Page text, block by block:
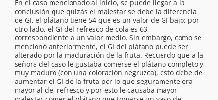
En el caso mencionado al inicio, se puede llegar a la
conclusión que quizás el malestar se debe la diferencia
de GI, el plátano tiene 54 que es un valor de GI bajo; por
otro lado, el GI del refresco de cola es 63,
correspondiente a un valor medio. Sin embargo, como se
mencionó anteriormente, el GI del plátano puede ser
alterado por la maduración de la fruta. Recuerdo que a la
señora del caso le gustaba comerse el plátano completo y
muy maduro (con una coloración negruzca), esto debe de
aumentar el GI de la fruta por lo que seguramente era
mayor al del refresco y por esto le causaba mayor